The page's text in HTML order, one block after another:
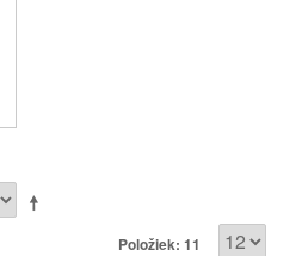
Položiek: 11